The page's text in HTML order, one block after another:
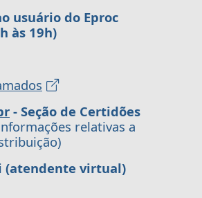
usuário do Eproc
às 19h)
- Seção de Certidões
relativas a
(atendente virtual)